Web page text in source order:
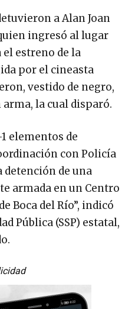
a Alan Joan
quien ingresó al lugar
el estreno de la
por el cineasta
vestido de negro,
la cual disparó.
elementos de
con Policía
de una
armada en un Centro
Boca del Río”, indicó
Pública (SSP) estatal,